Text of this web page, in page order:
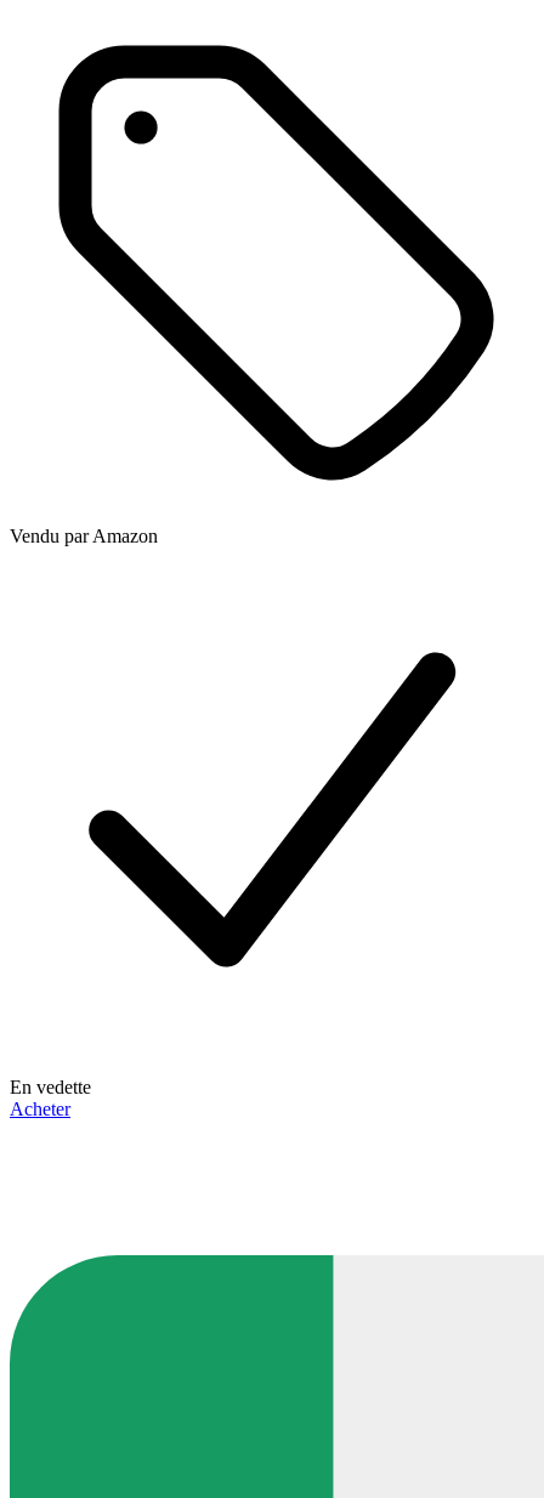
Vendu parAmazon
En vedette
Acheter